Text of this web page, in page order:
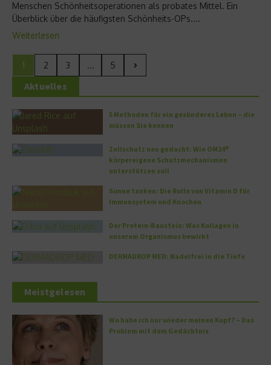
Menschen Schönheitsoperationen als probates Mittel. Ein
Überblick über die häufigsten Schönheits-OPs....
Weiterlesen
1 2 3 ... 5
Aktuelles
5 Methoden für ein gesünderes Leben – die
müssen Sie kennen
Zellschutz neu gedacht: Wie OM24®
körpereigene Schutzmechanismen
unterstützen soll
Sonne tanken: Die Rolle von Vitamin D für
Immunsystem und Knochen
Der Protein-Baustein: Was Kollagen in
unserem Organismus bewirkt
DERMADROP MED: Nadelfrei in die Tiefe
Meistgelesen
Wo habe ich nur wieder meinen Kopf? – Das
Problem mit dem Gedächtnis